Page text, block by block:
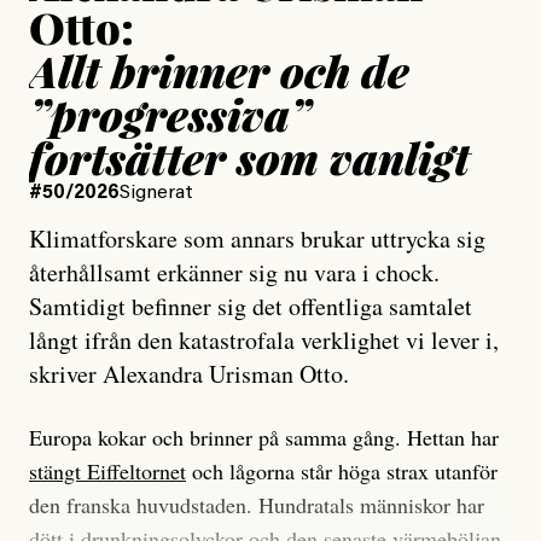
Otto:
Allt brinner och de
”progressiva”
fortsätter som vanligt
#50/2026Signerat
Klimatforskare som annars brukar uttrycka sig
återhållsamt erkänner sig nu vara i chock.
Samtidigt befinner sig det offentliga samtalet
långt ifrån den katastrofala verklighet vi lever i,
skriver Alexandra Urisman Otto.
Europa kokar och brinner på samma gång. Hettan har
stängt Eiffeltornet och lågorna står höga strax utanför
den franska huvudstaden. Hundratals människor har